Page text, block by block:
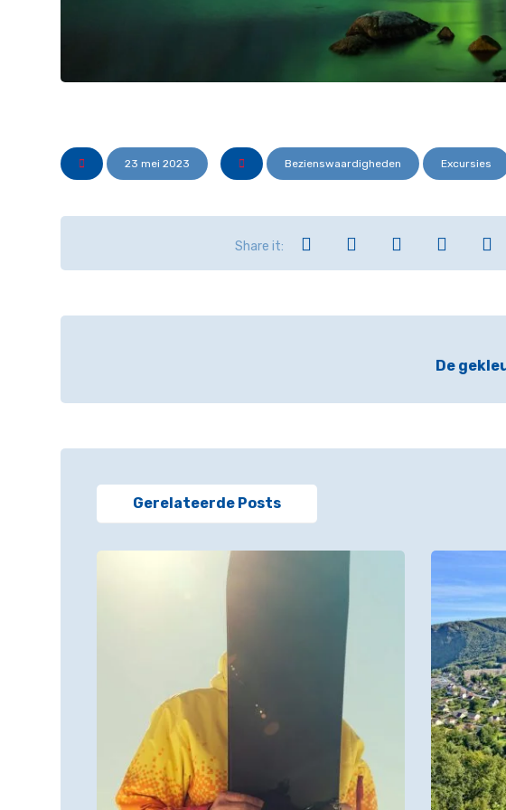
23 mei 2023 Bezienswaardigheden Excursies
De
Gerelateerde Posts